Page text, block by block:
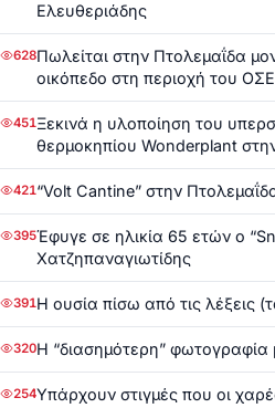
Ελευθεριάδης
628Πωλείται στην Πτολεμαΐδα
οικόπεδο στη περιοχή του ΟΣΕ
451Ξεκινά η υλοποίηση του
θερμοκηπίου Wonderplant
421“Volt Cantine” στην
395Έφυγε σε ηλικία 65 ετών ο
Χατζηπαναγιωτίδης
391Η ουσία πίσω από τις λέξεις
320Η “διασημότερη” φωτογραφία
254Υπάρχουν στιγμές που οι